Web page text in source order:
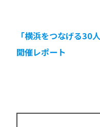
「横浜をつなげる30
開催レポート